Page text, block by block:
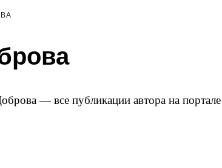
— все публикации автора на